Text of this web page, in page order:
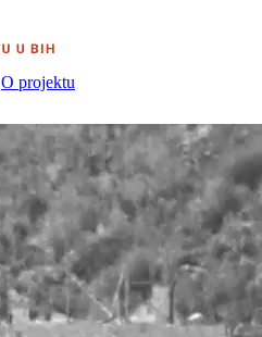
O projektu